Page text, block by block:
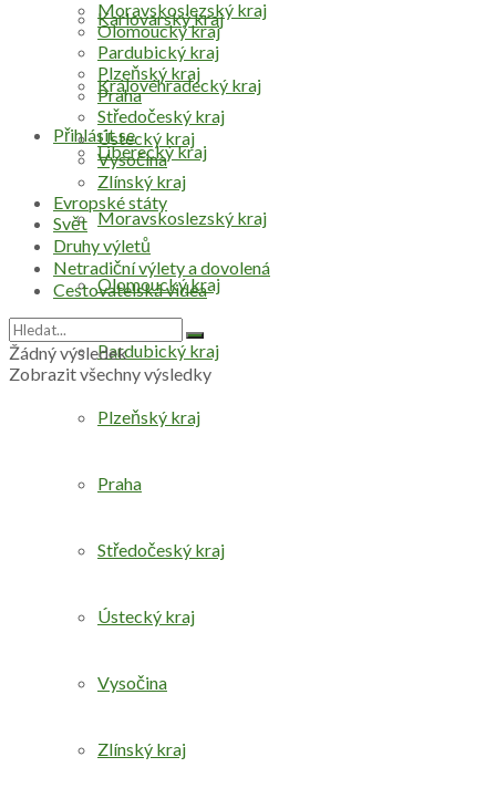
Přihlásit se
Karlovarský kraj
Královéhradecký kraj
Liberecký kraj
Moravskoslezský kraj
Olomoucký kraj
Pardubický kraj
Plzeňský kraj
Praha
Středočeský kraj
Ústecký kraj
Vysočina
Zlínský kraj
Moravskoslezský kraj
Olomoucký kraj
Pardubický kraj
Plzeňský kraj
Praha
Středočeský kraj
Ústecký kraj
Vysočina
Zlínský kraj
Evropské státy
Svět
Druhy výletů
Netradiční výlety a dovolená
Cestovatelská videa
Žádný výsledek
Zobrazit všechny výsledky